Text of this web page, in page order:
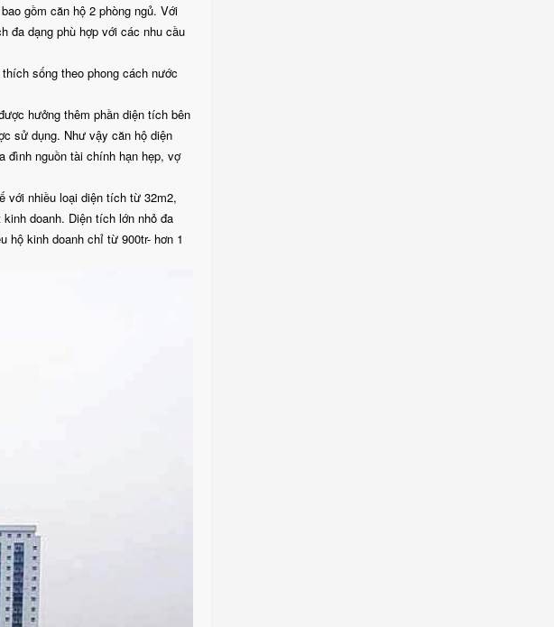
gồm căn hộ 2 phòng ngủ. Với
đa dạng phù hợp với các nhu cầu
sống theo phong cách nước
hưởng thêm phần diện tích bên
sử dụng. Như vậy căn hộ diện
đình nguồn tài chính hạn hẹp, vợ
với nhiều loại diện tích từ 32m2,
doanh. Diện tích lớn nhỏ đa
hộ kinh doanh chỉ từ 900tr- hơn 1